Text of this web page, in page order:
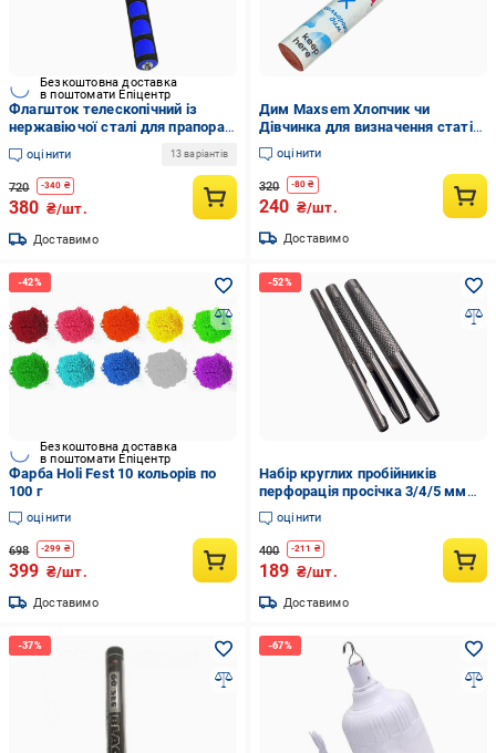
Безкоштовна доставка
в поштомати Епіцентр
Флагшток телескопічний із
нержавіючої сталі для прапора
16 м Синій
оцінити 13 варіантів
720 -340 ₴
380 ₴/шт.
Доставимо
Дим Maxsem Хлопчик чи
Дівчинка для визначення статі
дитини на Гендер Паті 60 секунд
Блакитний
оцінити
320 -80 ₴
240 ₴/шт.
Доставимо
Безкоштовна доставка
в поштомати Епіцентр
Фарба Holi Fest 10 кольорів по
100 г
оцінити
698 -299 ₴
399 ₴/шт.
Доставимо
Набір круглих пробійників
перфорація просічка 3/4/5 мм
кругла форма 3 шт.
оцінити
400 -211 ₴
189 ₴/шт.
Доставимо